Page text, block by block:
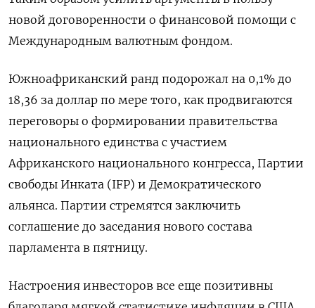
новой договоренности о финансовой помощи с
Международным валютным фондом.
Южноафриканский ранд подорожал на 0,1% до
18,36 за доллар по мере того, как продвигаются
переговоры о формировании правительства
национального единства с участием
Африканского национального конгресса, Партии
свободы Инката (IFP) и Демократического
альянса. Партии стремятся заключить
соглашение до заседания нового состава
парламента в пятницу.
Настроения инвесторов все еще позитивны